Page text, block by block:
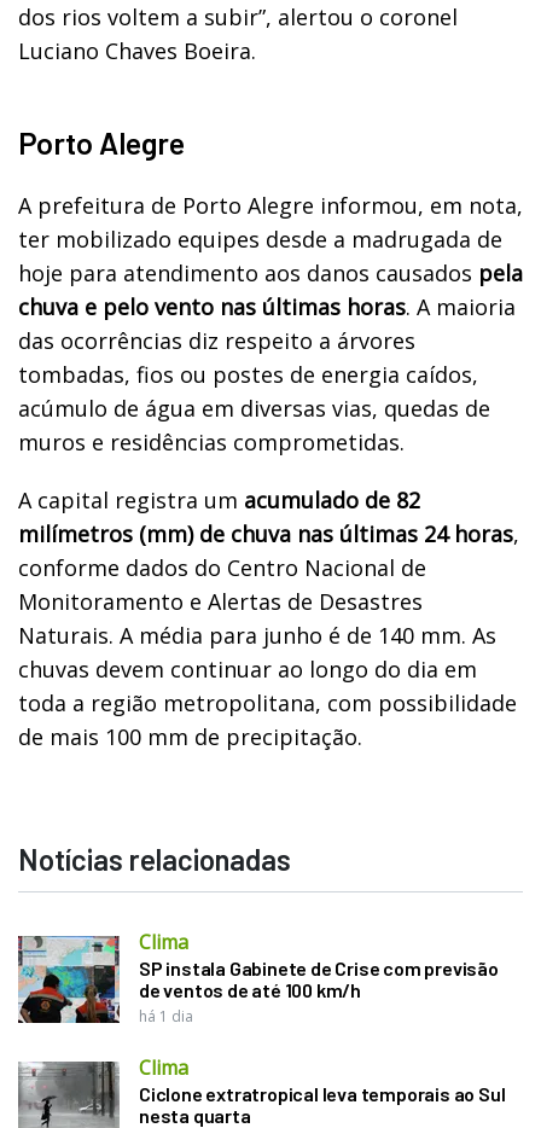
dos rios voltem a subir”, alertou o coronel
Luciano Chaves Boeira.
Porto Alegre
A prefeitura de Porto Alegre informou, em nota,
ter mobilizado equipes desde a madrugada de
hoje para atendimento aos danos causados pela
chuva e pelo vento nas últimas horas. A maioria
das ocorrências diz respeito a árvores
tombadas, fios ou postes de energia caídos,
acúmulo de água em diversas vias, quedas de
muros e residências comprometidas.
A capital registra um acumulado de 82
milímetros (mm) de chuva nas últimas 24 horas,
conforme dados do Centro Nacional de
Monitoramento e Alertas de Desastres
Naturais. A média para junho é de 140 mm. As
chuvas devem continuar ao longo do dia em
toda a região metropolitana, com possibilidade
de mais 100 mm de precipitação.
Notícias relacionadas
Clima
SP instala Gabinete de Crise com previsão
de ventos de até 100 km/h
há 1 dia
Clima
Ciclone extratropical leva temporais ao Sul
nesta quarta